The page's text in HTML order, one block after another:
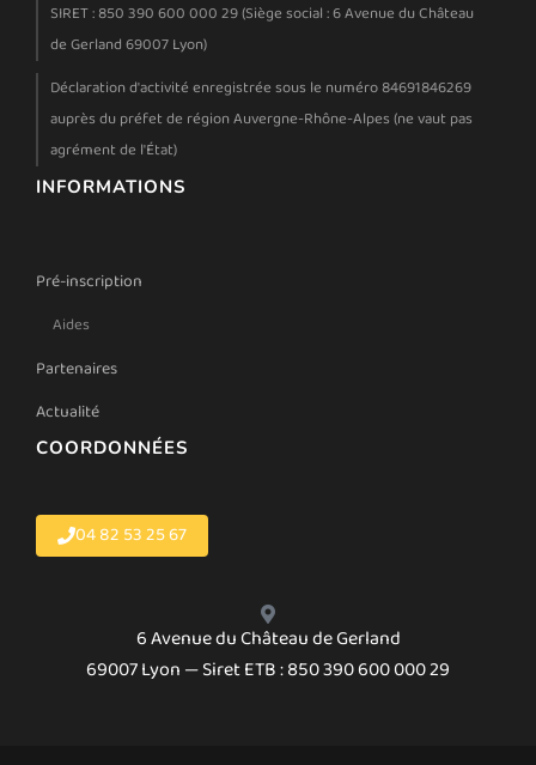
SIRET : 850 390 600 000 29 (Siège social : 6 Avenue du Château
de Gerland 69007 Lyon)
Déclaration d'activité enregistrée sous le numéro 84691846269
auprès du préfet de région Auvergne-Rhône-Alpes (ne vaut pas
agrément de l'État)
INFORMATIONS
Pré-inscription
Aides
Partenaires
Actualité
COORDONNÉES
04 82 53 25 67
6 Avenue du Château de Gerland
69007 Lyon — Siret ETB : 850 390 600 000 29